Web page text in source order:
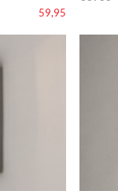
59,95
Info